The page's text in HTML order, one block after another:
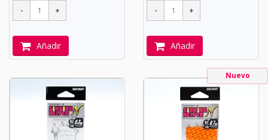
Añadir Añadir
Nuevo